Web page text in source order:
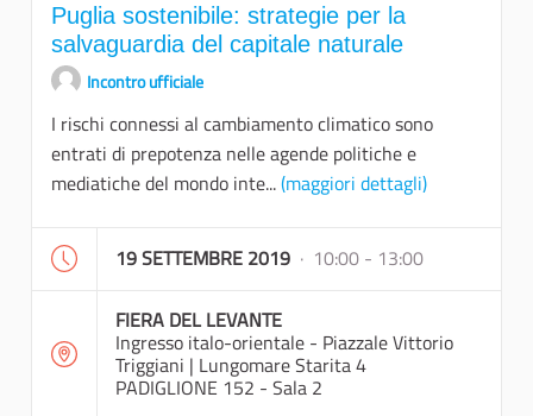
Puglia sostenibile: strategie per la
salvaguardia del capitale naturale
Incontro ufficiale
I rischi connessi al cambiamento climatico sono
entrati di prepotenza nelle agende politiche e
mediatiche del mondo inte...(maggiori dettagli)
19 SETTEMBRE 2019 · 10:00 - 13:00
FIERA DEL LEVANTE
Ingresso italo-orientale - Piazzale Vittorio
Triggiani | Lungomare Starita 4
PADIGLIONE 152 - Sala 2